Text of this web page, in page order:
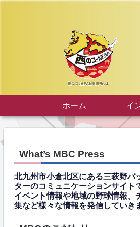
ホーム イ
What’s MBC Press
北九州市小倉北区にある三萩野バ
ターのコミュニケーションサイト
イベント情報や地域の野球情報、
集など様々な情報を発信していき